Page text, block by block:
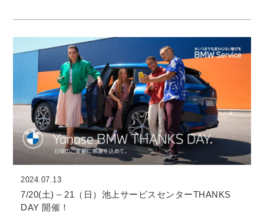
2024.07.13
7/20(土) – 21（日）池上サービスセンターTHANKS
DAY 開催！